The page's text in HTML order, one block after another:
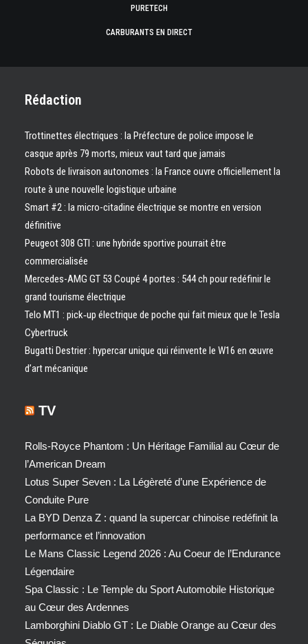
PURETECH
CARBURANTS EN DIRECT
Rédaction
Trottinettes électriques : la Préfecture de police impose le
casque après 79 morts, mieux vaut tard que jamais
Robots de livraison autonomes : la France ouvre officiellement la
route à une nouvelle logistique urbaine
Smart #2 : la micro-citadine électrique se montre en version
définitive
Peugeot 308 GTI : une hybride sportive pourrait être
commercialisée
Mercedes-AMG GT 53 Coupé 4 portes : 544 ch pour redéfinir le
grand tourisme électrique
Telo MT1 : pick‑up électrique de poche qui fait mieux que le Tesla
Cybertruck
Bugatti Destrier : hypercar unique qui réinvente le W16 en œuvre
d’art mécanique
TV
Rolls-Royce Phantom : Un Héritage Familial au Cœur de
l’American Dream
Lotus Super Seven : La Légèreté d’une Expérience de
Conduite Pure
La BYD Denza Z : quand la supercar chinoise redéfinit la
performance et l’innovation
Le Mans Classic Legend 2026 : Au Coeur de l’Endurance
Légendaire
Spa Classic : Le Temple du Sport Automobile Historique
au Cœur des Ardennes
Lamborghini Diablo GT : Le Diable Orange au Cœur des